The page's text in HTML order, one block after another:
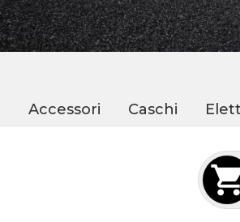
Accessori Caschi